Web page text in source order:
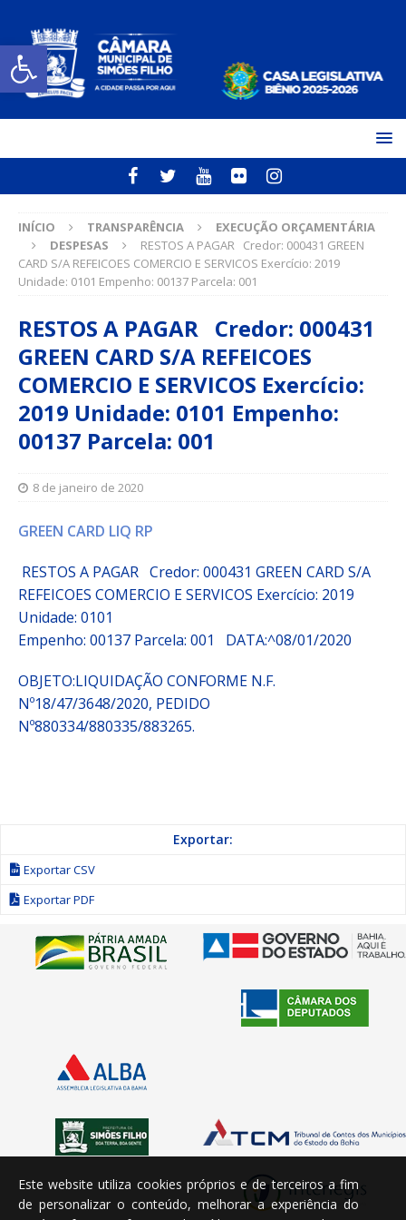
Open toolbar
INÍCIO TRANSPARÊNCIA
EXECUÇÃO ORÇAMENTÁRIA
DESPESAS
RESTOS A PAGAR Credor: 000431 GREEN
CARD S/A REFEICOES COMERCIO E SERVICOS Exercício: 2019
Unidade: 0101 Empenho: 00137 Parcela: 001
RESTOS A PAGAR Credor: 000431
GREEN CARD S/A REFEICOES
COMERCIO E SERVICOS Exercício:
2019 Unidade: 0101 Empenho:
00137 Parcela: 001
8 de janeiro de 2020
GREEN CARD LIQ RP
RESTOS A PAGAR Credor: 000431 GREEN CARD S/A
REFEICOES COMERCIO E SERVICOS Exercício: 2019
Unidade: 0101
Empenho: 00137 Parcela: 001
DATA:^08/01/2020
OBJETO:LIQUIDAÇÃO CONFORME N.F.
Nº18/47/3648/2020, PEDIDO
Nº880334/880335/883265.
Exportar:
Exportar CSV
Exportar PDF
Este website utiliza cookies próprios e de terceiros a fim
de personalizar o conteúdo, melhorar a experiência do